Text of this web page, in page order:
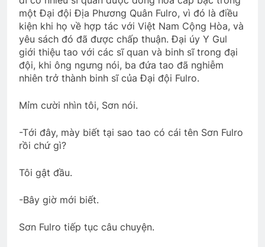
một Đại đội Địa Phương Quân Fulro, vì đó là điều
kiện khi họ về hợp tác với Việt Nam Cộng Hòa, và
yêu sách đó đã được chấp thuận. Đại úy Y Gul
giới thiệu tao với các sĩ quan và binh sĩ trong đại
đội, khi ông ngưng nói, ba đứa tao đã nghiễm
nhiên trở thành binh sĩ của Đại đội Fulro.
Mỉm cười nhìn tôi, Sơn nói.
-Tới đây, mày biết tại sao tao có cái tên Sơn Fulro
rồi chứ gì?
Tôi gật đầu.
-Bây giờ mới biết.
Sơn Fulro tiếp tục câu chuyện.